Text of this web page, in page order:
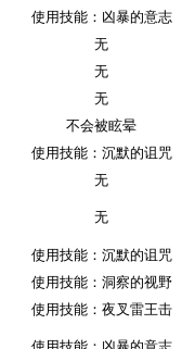
使用技能：凶暴的意志
无
无
无
不会被眩晕
使用技能：沉默的诅咒
无
无
使用技能：沉默的诅咒
使用技能：洞察的视野
使用技能：夜叉雷王击